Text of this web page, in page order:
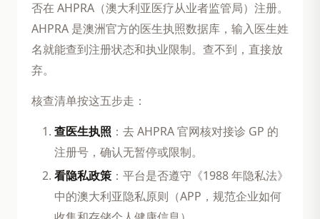
否在 AHPRA（澳大利亚医疗从业者监管局）注册。
AHPRA 是澳洲官方的医生执照数据库，输入医生姓
名就能查到注册状态和执业限制。查不到，直接放
弃。
核查清单按这五步走：
查医生执照 ：去 AHPRA 官网核对接诊 GP 的
注册号，确认无暂停或限制。
看隐私政策 ：平台是否遵守《1988 年隐私法》
中的澳大利亚隐私原则（APP，规范企业如何